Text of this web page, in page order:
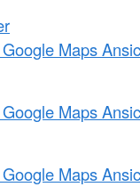
Maps
Maps
Maps